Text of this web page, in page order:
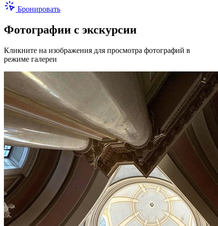
Бронировать
Фотографии с экскурсии
Кликните на изображения для просмотра фотографий в
режиме галереи